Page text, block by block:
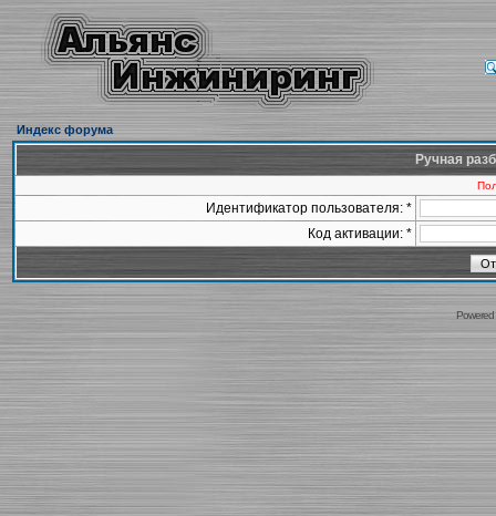
Индекс форума
Ручная
Идентификатор пользователя: *
Код активации: *